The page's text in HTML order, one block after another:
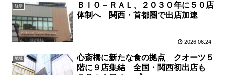
経済
ＢＩＯ－ＲＡＬ、２０３０年に５０店
体制へ 関西・首都圏で出店加速
2026.06.24
地域
心斎橋に新たな食の拠点 クオーツ５
階に９店集結 全国・関西初出店も